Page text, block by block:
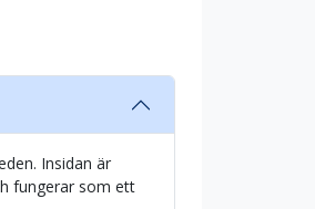
Insidan är
fungerar som ett